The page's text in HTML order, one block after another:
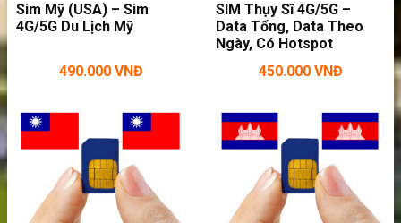
>>>Bạn cần sử dụng Internet nhiều
trong chuyến du lịch thì hãy: thuê wifi du
Sim Mỹ (USA) – Sim
4G/5G Du Lịch Mỹ
490.000 VNĐ
SIM Thụy Sĩ 4G/5G –
Data Tổng, Data Theo
Ngày, Có Hotspot
450.000 VNĐ